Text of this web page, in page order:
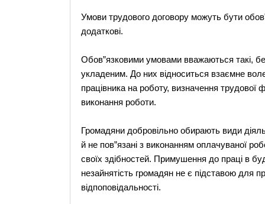
Умови трудового договору можуть бути
додаткові.
Обов”язковими умовами вважаються такі,
укладеним. До них відноситься взаємне
працівника на роботу, визначення трудової
виконання роботи.
Громадяни добровільно обирають види
й не пов”язані з виконанням оплачуваної
своїх здібностей. Примушення до праці в
незайнятість громадян не є підставою для
відпоповідальності.